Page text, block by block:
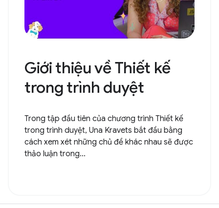
Giới thiệu về Thiết kế
trong trình duyệt
Trong tập đầu tiên của chương trình Thiết kế
trong trình duyệt, Una Kravets bắt đầu bằng
cách xem xét những chủ đề khác nhau sẽ được
thảo luận trong...